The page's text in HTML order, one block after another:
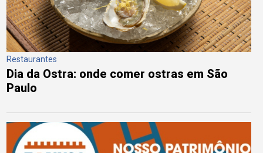
Restaurantes
Dia da Ostra: onde comer ostras em São
Paulo